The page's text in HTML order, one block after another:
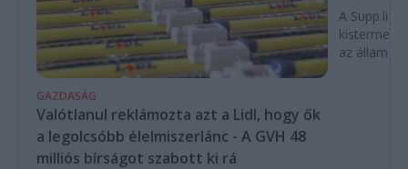
GAZDASÁG
Valótlanul reklámozta azt a Lidl, hogy ők
a legolcsóbb élelmiszerlánc - A GVH 48
milliós bírságot szabott ki rá
A Supp.li
az állam